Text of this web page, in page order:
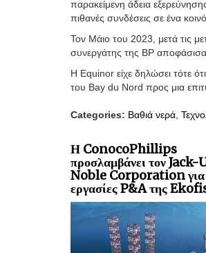
παρακείμενη άδεια
πιθανές συνδέσεις σε ένα
Τον Μάιο του 2023, μετά τις
συνεργάτης της BP
Η Equinor είχε δηλώσει τότε
του Bay du Nord προς μια
Categories: Βαθιά νερά
Η ConocoPhillips
προσλαμβάνει τον Jack-
Noble Corporation για
εργασίες P&A της